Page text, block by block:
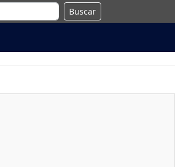
Buscar